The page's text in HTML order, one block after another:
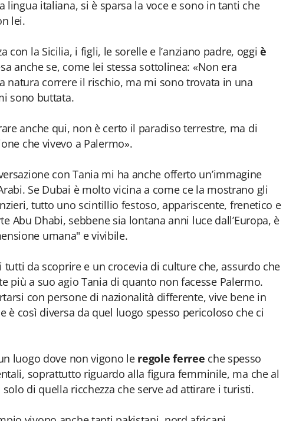
lingua italiana, si è sparsa la voce e sono in tanti che
lei.
con la Sicilia, i figli, le sorelle e l’anziano padre, oggiè
anche se, come lei stessa sottolinea: «Non era
natura correre il rischio, ma mi sono trovata in una
sono buttata.
anche qui, non è certo il paradiso terrestre, ma di
che vivevo a Palermo».
con Tania mi ha anche offerto un’immagine
Se Dubai è molto vicina a come ce la mostrano gli
tutto uno scintillio festoso, appariscente, frenetico e
Abu Dhabi, sebbene sia lontana anni luce dall’Europa, è
umana" e vivibile.
da scoprire e un crocevia di culture che, assurdo che
più a suo agio Tania di quanto non facesse Palermo.
con persone di nazionalità differente, vive bene in
è così diversa da quel luogo spesso pericoloso che ci
luogo dove non vigono leregole ferree che spesso
soprattutto riguardo alla figura femminile, ma che al
di quella ricchezza che serve ad attirare i turisti.